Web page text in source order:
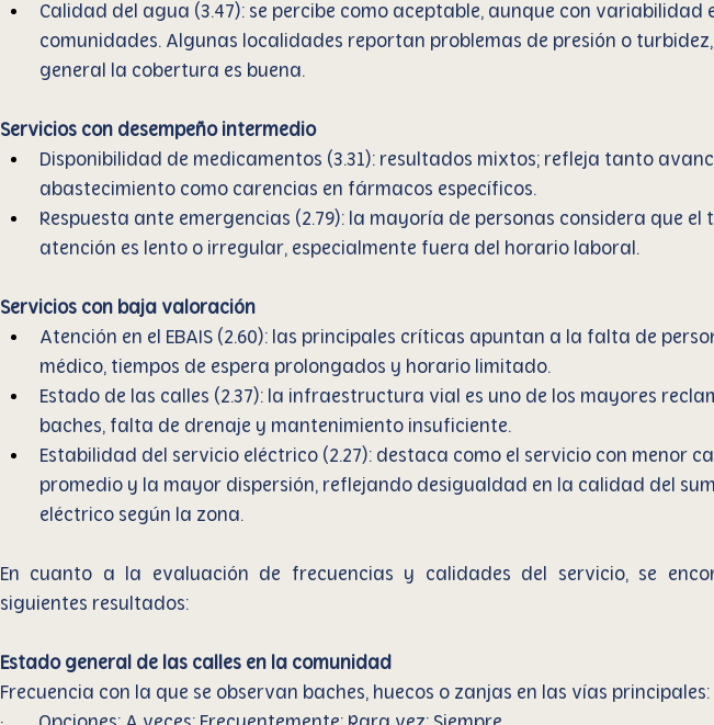
Calidad del agua (3.47): se percibe como aceptable, aunque con variabilidad
comunidades. Algunas localidades reportan problemas de presión o turbidez,
general la cobertura es buena.
Servicios con desempeño intermedio
Disponibilidad de medicamentos (3.31): resultados mixtos; refleja tanto
abastecimiento como carencias en fármacos específicos.
Respuesta ante emergencias (2.79): la mayoría de personas considera que el
atención es lento o irregular, especialmente fuera del horario laboral.
Servicios con baja valoración
Atención en el EBAIS (2.60): las principales críticas apuntan a la falta de
médico, tiempos de espera prolongados y horario limitado.
Estado de las calles (2.37): la infraestructura vial es uno de los mayores
baches, falta de drenaje y mantenimiento insuficiente.
Estabilidad del servicio eléctrico (2.27): destaca como el servicio con menor
promedio y la mayor dispersión, reflejando desigualdad en la calidad del
eléctrico según la zona.
En cuanto a la evaluación de frecuencias y calidades del servicio, se
siguientes resultados:
Estado general de las calles en la comunidad
Frecuencia con la que se observan baches, huecos o zanjas en las vías principales: